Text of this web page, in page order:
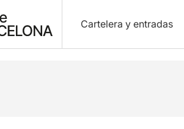
Cartelera y entradas